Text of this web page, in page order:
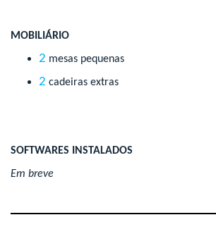
MOBILIÁRIO
2 mesas pequenas
2 cadeiras extras
SOFTWARES INSTALADOS
Em breve